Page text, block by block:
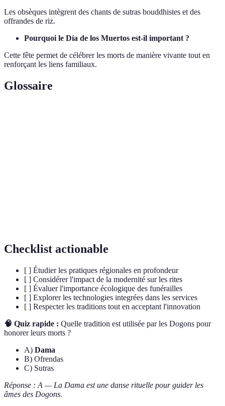
Les obsèques intègrent des chants de sutras bouddhistes et des
offrandes de riz.
Pourquoi le Día de los Muertos est-il important ?
Cette fête permet de célébrer les morts de manière vivante tout en
renforçant les liens familiaux.
Glossaire
Checklist actionable
[ ] Étudier les pratiques régionales en profondeur
[ ] Considérer l'impact de la modernité sur les rites
[ ] Évaluer l'importance écologique des funérailles
[ ] Explorer les technologies integrées dans les services
[ ] Respecter les traditions tout en acceptant l'innovation
🧠 Quiz rapide : Quelle tradition est utilisée par les Dogons pour
honorer leurs morts ?
A) Dama
B) Ofrendas
C) Sutras
Réponse : A — La Dama est une danse rituelle pour guider les
âmes des Dogons.